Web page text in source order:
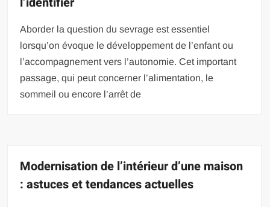
Aborder la question du sevrage est essentiel
lorsqu’on évoque le développement de l’enfant ou
l’accompagnement vers l’autonomie. Cet important
passage, qui peut concerner l’alimentation, le
sommeil ou encore l’arrêt de
Modernisation de l’intérieur d’une maison
: astuces et tendances actuelles